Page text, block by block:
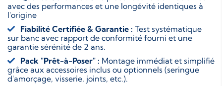
avec des performances et une longévité identiques à
l'origine
Fiabilité Certifiée & Garantie : Test systématique
sur banc avec rapport de conformité fourni et une
garantie sérénité de 2 ans.
Pack "Prêt-à-Poser" : Montage immédiat et simplifié
grâce aux accessoires inclus ou optionnels (seringue
d'amorçage, visserie, joints, etc.).